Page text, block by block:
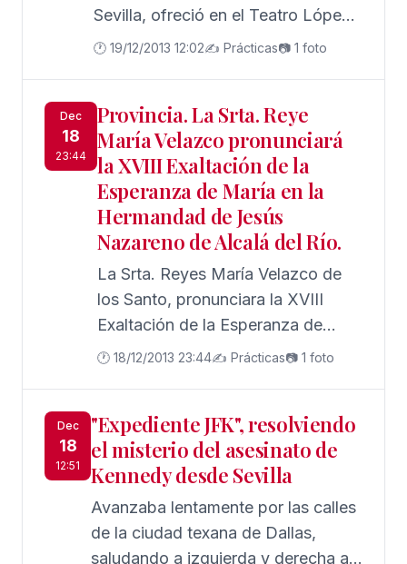
Sevilla, ofreció en el Teatro López
de Vega un concierto extraordinario
Ayuntamiento de Sevilla y el
Excmo. Ateneo de Sevilla y
🕐 19/12/2013 12:02✍️ Prácticas📷 1 foto
Dec
18
23:44
Provincia. La Srta. Reye
María Velazco pronunciará
la XVIII Exaltación de la
Esperanza de María en la
Hermandad de Jesús
Nazareno de Alcalá del Río.
La Srta. Reyes María Velazco de
los Santo, pronunciara la XVIII
Exaltación de la Esperanza de
María el día 22 de diciembre a las
donde tiene su sede en esta señera
parroquia
🕐 18/12/2013 23:44✍️ Prácticas📷 1 foto
Dec
18
12:51
"Expediente JFK", resolviendo
el misterio del asesinato de
Kennedy desde Sevilla
Avanzaba lentamente por las calles
de la ciudad texana de Dallas,
saludando a izquierda y derecha a